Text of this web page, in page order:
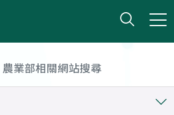
打開
小版
農業部相關網站搜尋